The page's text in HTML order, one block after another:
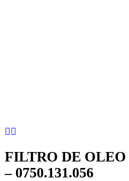
FILTRO DE OLEO
– 0750.131.056